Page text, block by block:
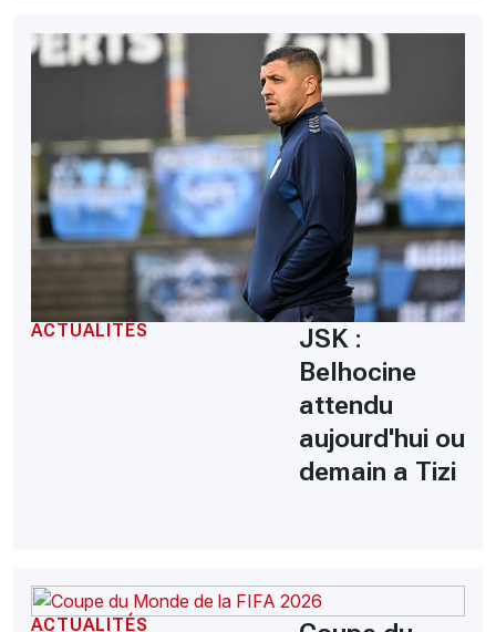
ACTUALITÉS
JSK :
Belhocine
attendu
aujourd'hui ou
demain a Tizi
ACTUALITÉS